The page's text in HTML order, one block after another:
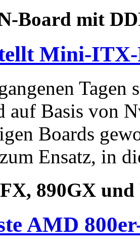
Board mit
Mini-
auf Basis von
Boards
Ensatz, in
890GX und
AMD